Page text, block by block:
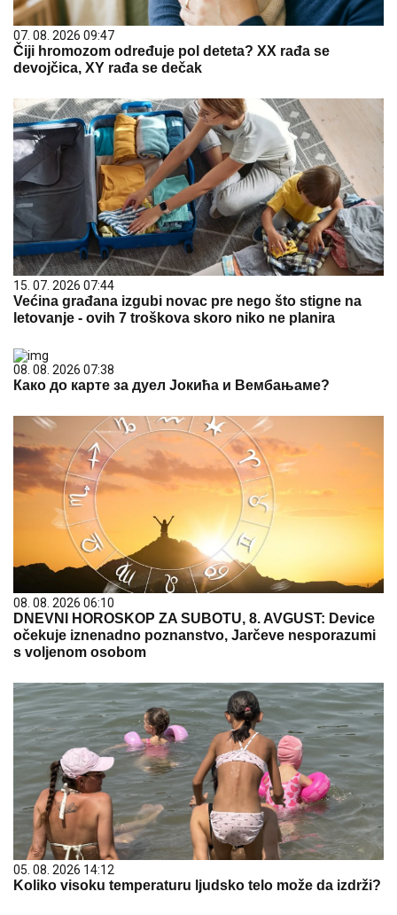
07. 08. 2026 09:47
Čiji hromozom određuje pol deteta? XX rađa se
devojčica, XY rađa se dečak
15. 07. 2026 07:44
Većina građana izgubi novac pre nego što stigne na
letovanje - ovih 7 troškova skoro niko ne planira
08. 08. 2026 07:38
Како до карте за дуел Јокића и Вембањаме?
08. 08. 2026 06:10
DNEVNI HOROSKOP ZA SUBOTU, 8. AVGUST: Device
očekuje iznenadno poznanstvo, Jarčeve nesporazumi
s voljenom osobom
05. 08. 2026 14:12
Koliko visoku temperaturu ljudsko telo može da izdrži?